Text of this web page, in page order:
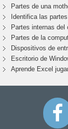
Partes de una
Identifica las
Partes internas del
Partes de la
Dispositivos de
Escritorio de
Aprende Excel